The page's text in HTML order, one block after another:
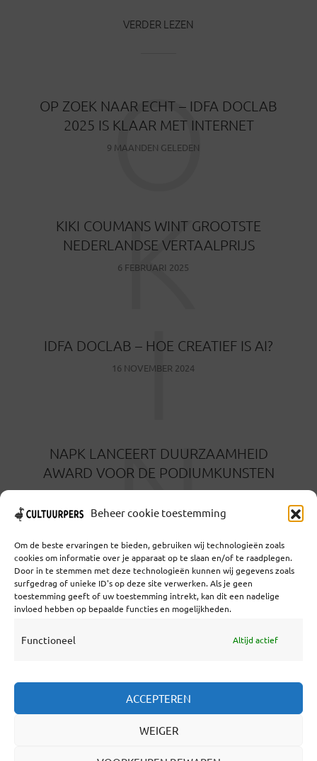
Beheer cookie toestemming
Om de beste ervaringen te bieden, gebruiken wij technologieën zoals
cookies om informatie over je apparaat op te slaan en/of te raadplegen.
Door in te stemmen met deze technologieën kunnen wij gegevens zoals
surfgedrag of unieke ID's op deze site verwerken. Als je geen
toestemming geeft of uw toestemming intrekt, kan dit een nadelige
invloed hebben op bepaalde functies en mogelijkheden.
Functioneel Altijd actief
ACCEPTEREN
WEIGER
VERDER LEZEN
OP ZOEK NAAR ECHT – IDFA DOCLAB
2025 IS KLAAR MET INTERNET
9 MAANDEN GELEDEN
O
KIKI COUMANS WINT GROOTSTE
NEDERLANDSE VERTAALPRIJS
6 FEBRUARI 2025
K
IDFA DOCLAB – HOE CREATIEF IS AI?
16 NOVEMBER 2024
I
NAPK LANCEERT DUURZAAMHEID
AWARD VOOR DE PODIUMKUNSTEN
N
Coöperatief Cultureel Persbureau U.A. | Salzburg 29 |
3524KS Utrecht | KvK: 55573592 |Btw: